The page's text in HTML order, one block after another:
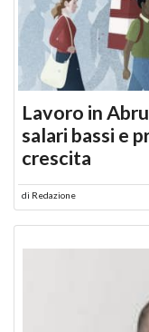
Lavoro in
salari bassi e
crescita
di Redazione